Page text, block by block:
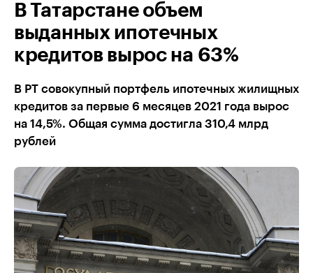
В Татарстане объем
выданных ипотечных
кредитов вырос на 63%
В РТ совокупный портфель ипотечных жилищных
кредитов за первые 6 месяцев 2021 года вырос
на 14,5%. Общая сумма достигла 310,4 млрд
рублей